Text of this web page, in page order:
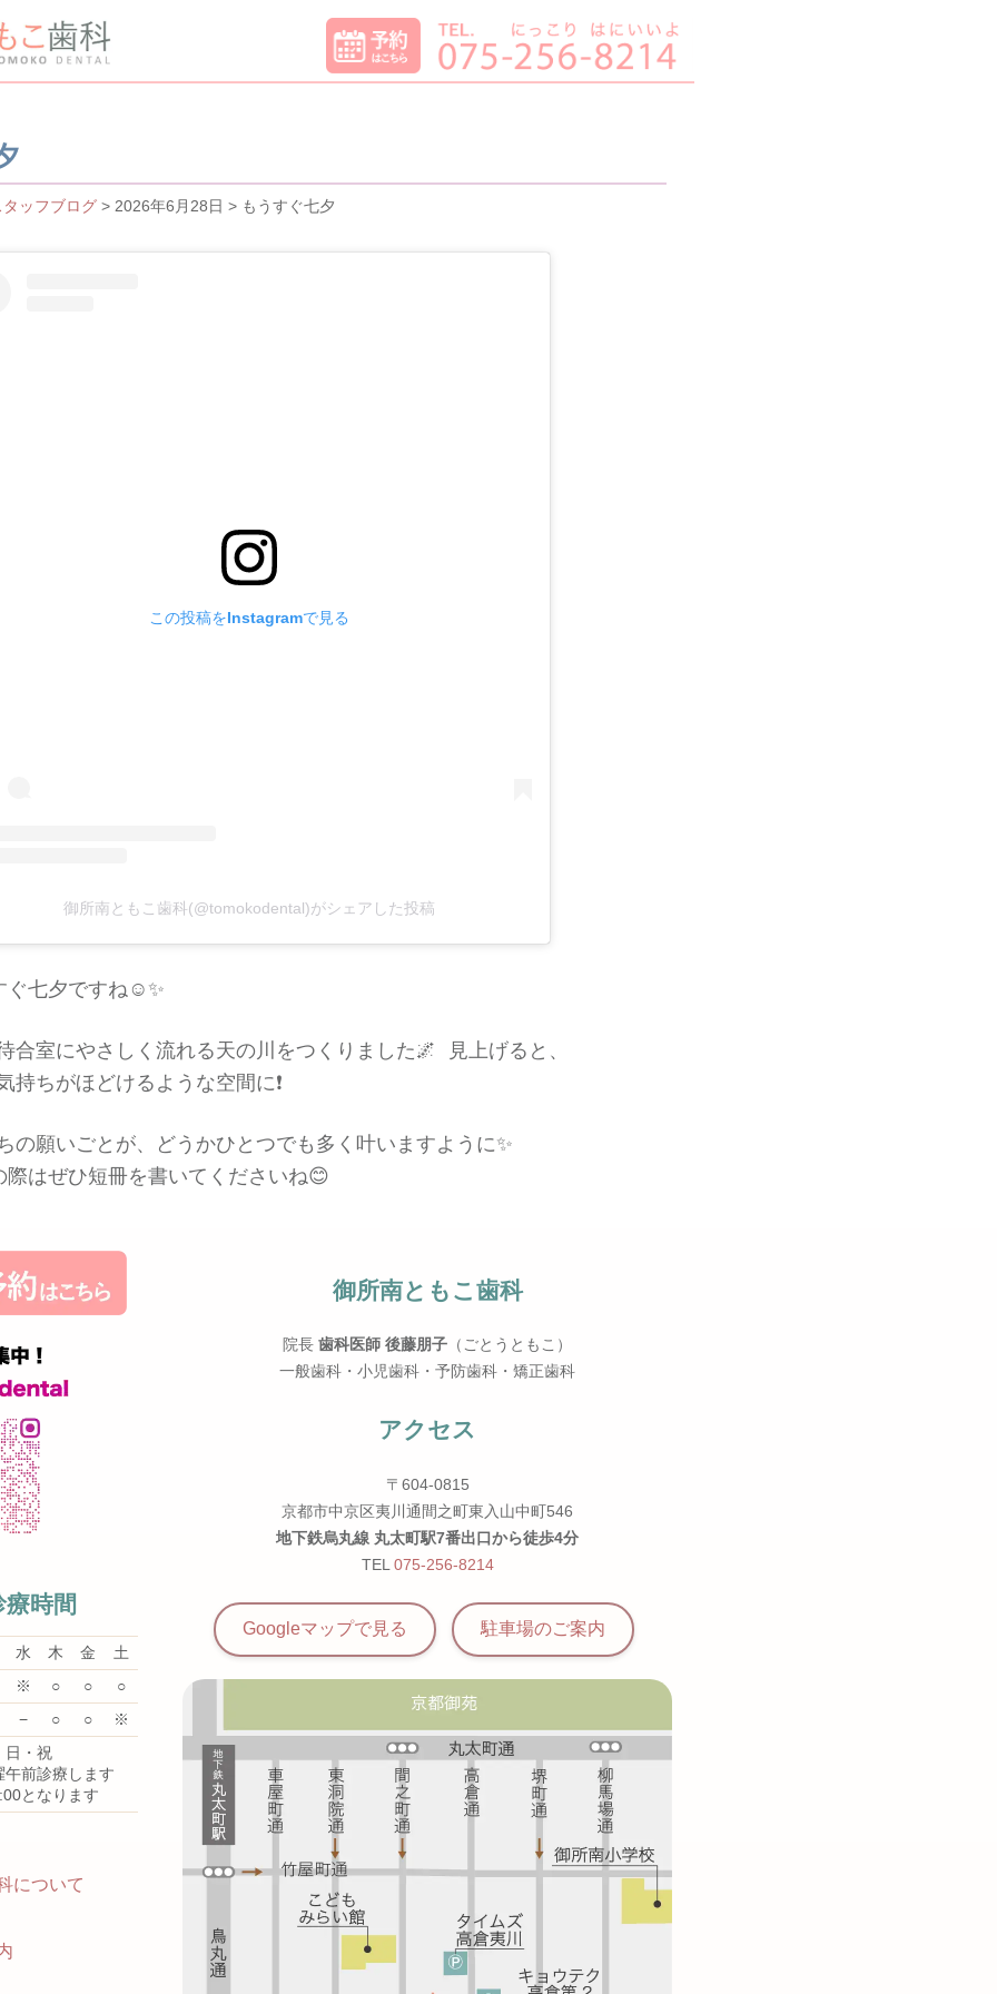
タッフブログ > 2026年6月28日 > もうすぐ七夕
この投稿をInstagramで見る
御所南ともこ歯科(@tomokodental)がシェアした投稿
七夕ですね☺️✨
合室にやさしく流れる天の川をつくりました🌌 見上げると、
持ちがほどけるような空間に❗️
の願いごとが、どうかひとつでも多く叶いますように✨
はぜひ短冊を書いてくださいね😊
時間
水 木 金
土
※
○ ○
○
−
○ ○
※
日・祝
前診療します
となります
について
御所南ともこ歯科
院長 歯科医師 後藤朋子 （ごとうともこ）
一般歯科・小児歯科・予防歯科・矯正歯科
アクセス
〒604-0815
京都市中京区夷川通間之町東入山中町546
地下鉄烏丸線 丸太町駅7番出口から徒歩4分
TEL 075-256-8214
Googleマップで見る 駐車場のご案内